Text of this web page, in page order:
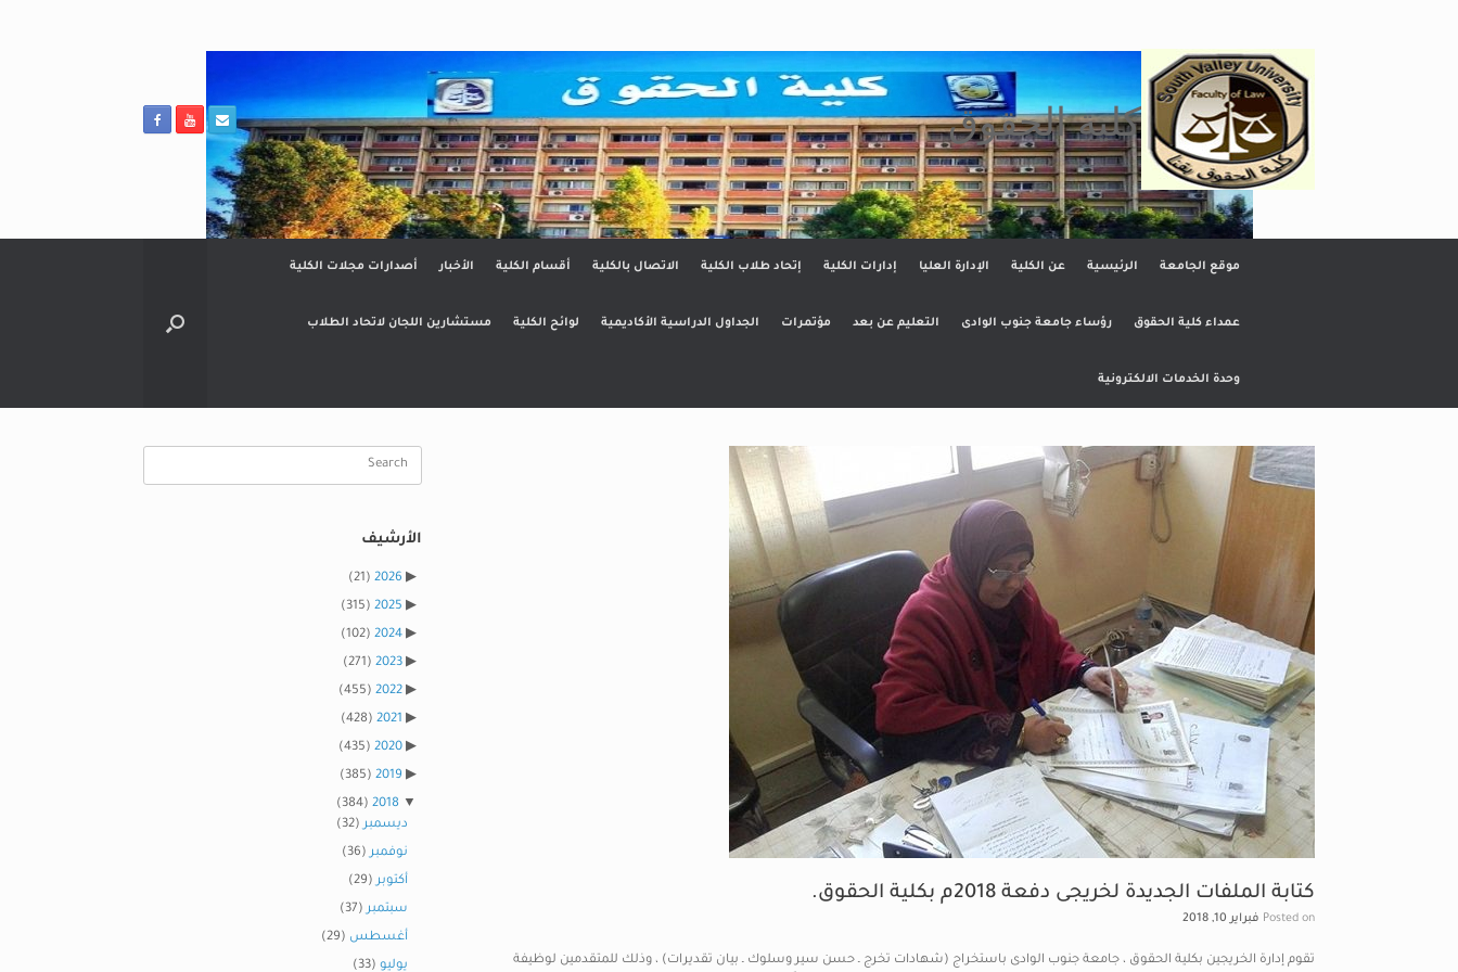
كلية الحقوق
موقع الجامعة الرئيسية عن الكلية الإدارة العليا إدارات الكلية إتحاد طلاب الكلية الاتصال بالكلية أقسام الكلية الأخبار أصدارات مجلات الكلية
عمداء كلية الحقوق رؤساء جامعة جنوب الوادى التعليم عن بعد مؤتمرات الجداول الدراسية الأكاديمية لوائح الكلية مستشارين اللجان لاتحاد الطلاب
وحدة الخدمات الالكترونية
كتابة الملفات الجديدة لخريجى دفعة 2018م بكلية الحقوق.
Posted on فبراير 10, 2018
تقوم إدارة الخريجين بكلية الحقوق ، جامعة جنوب الوادى باستخراج (شهادات تخرج ـ حسن سير وسلوك ـ بيان تقديرات) ، وذلك للمتقدمين لوظيفة
Search
الأرشيف
2026
(21)
2025
(315)
2024
(102)
2023
(271)
2022
(455)
2021
(428)
2020
(435)
2019
(385)
2018
(384)
ديسمبر(32)
نوفمبر(36)
أكتوبر(29)
سبتمبر(37)
أغسطس (29)
يوليو (33)